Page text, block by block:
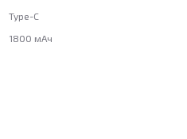
Type-C
1800 мАч